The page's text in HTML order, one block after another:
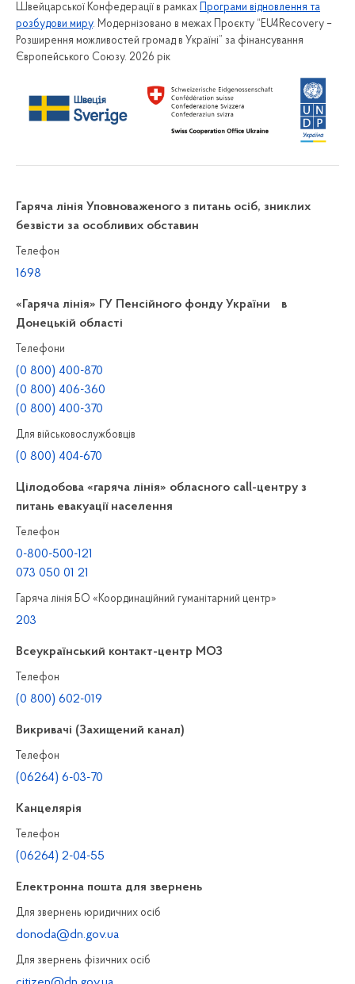
Швейцарської Конфедерації в рамках
Програми відновлення та
розбудови миру. Модернізовано в межах Проєкту “EU4Recovery –
Розширення можливостей громад в Україні” за фінансування
Європейського Союзу. 2026 рік
Гаряча лінія Уповноваженого з питань осіб, зниклих
безвісти за особливих обставин
Телефон
1698
«Гаряча лінія» ГУ Пенсійного фонду України в
Донецькій області
Телефони
(0 800) 400-870
(0 800) 406-360
(0 800) 400-370
Для військовослужбовців
(0 800) 404-670
Цілодобова «гаряча лінія» обласного call-центру з
питань евакуації населення
Телефон
0-800-500-121
073 050 01 21
Гаряча лінія БО «Координаційний гуманітарний центр»
203
Всеукраїнський контакт-центр МОЗ
Телефон
(0 800) 602-019
Викривачі (Захищений канал)
Телефон
(06264) 6-03-70
Канцелярiя
Телефон
(06264) 2-04-55
Електронна пошта для звернень
Для звернень юридичних осiб
donoda@dn.gov.ua
Для звернень фізичних осiб